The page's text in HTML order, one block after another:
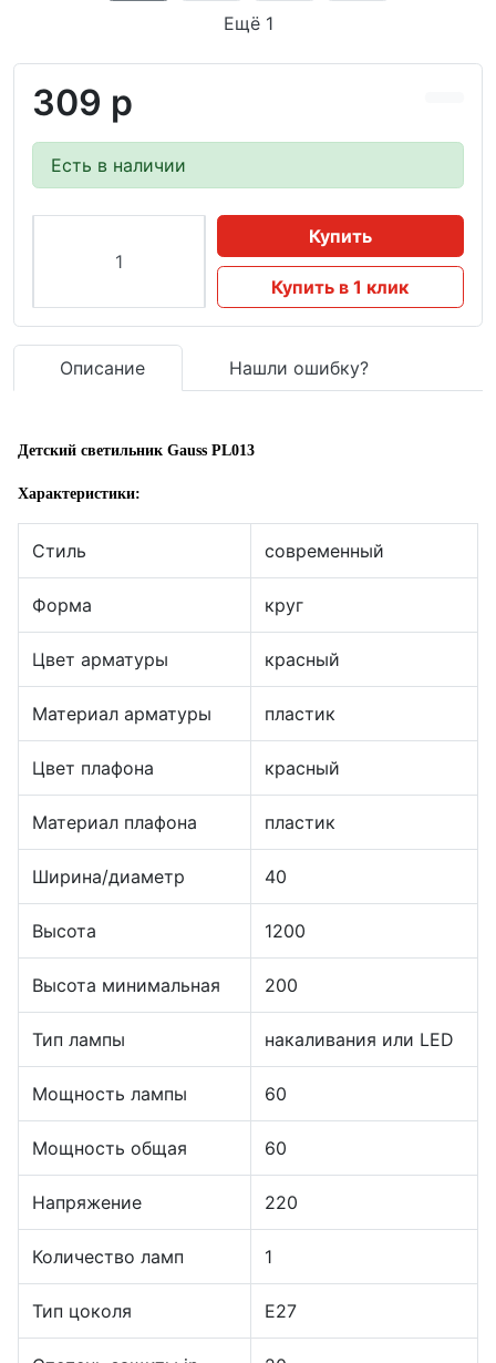
Ещё 1
309 р
Есть в наличии
Купить
Купить в 1 клик
Описание Нашли ошибку?
Детский светильник Gauss PL013
Характеристики:
Стиль современный
Форма круг
Цвет арматуры красный
Материал арматуры пластик
Цвет плафона красный
Материал плафона пластик
Ширина/диаметр 40
Высота 1200
Высота минимальная 200
Тип лампы накаливания или LED
Мощность лампы 60
Мощность общая 60
Напряжение 220
Количество ламп 1
Тип цоколя E27